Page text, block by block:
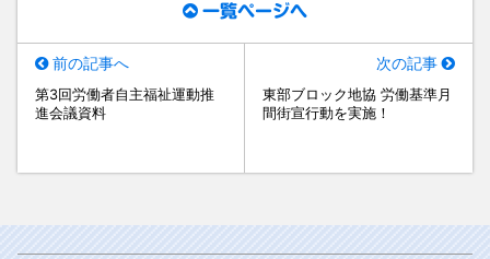
一覧ページへ
前の記事へ
第3回労働者自主福祉運動推
進会議資料
次の記事
東部ブロック地協 労働基準月
間街宣行動を実施！